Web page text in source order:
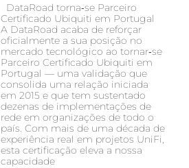
DataRoad torna‑se Parceiro
Certificado Ubiquiti em Portugal
A DataRoad acaba de reforçar
oficialmente a sua posição no
mercado tecnológico ao tornar‑se
Parceiro Certificado Ubiquiti em
Portugal — uma validação que
consolida uma relação iniciada
em 2015 e que tem sustentado
dezenas de implementações de
rede em organizações de todo o
país. Com mais de uma década de
experiência real em projetos UniFi,
esta certificação eleva a nossa
capacidade